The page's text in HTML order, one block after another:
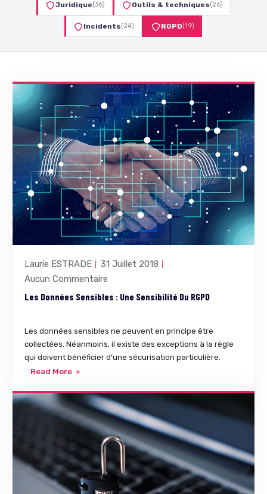
Juridique(36) Outils & techniques(26)
Incidents(24) RGPD(19)
Laurie ESTRADE
31 Juillet 2018
Aucun Commentaire
Les Données Sensibles : Une Sensibilité Du RGPD
Les données sensibles ne peuvent en principe être
collectées. Néanmoins, il existe des exceptions à la règle
qui doivent bénéficier d'une sécurisation particulière.
Read More